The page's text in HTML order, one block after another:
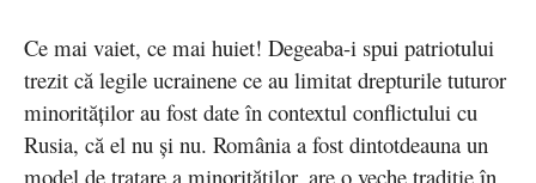
Ce mai vaiet, ce mai huiet! Degeaba-i spui patriotului
trezit că legile ucrainene ce au limitat drepturile tuturor
minorităților au fost date în contextul conflictului cu
Rusia, că el nu și nu. România a fost dintotdeauna un
model de tratare a minorităților, are o veche tradiție în